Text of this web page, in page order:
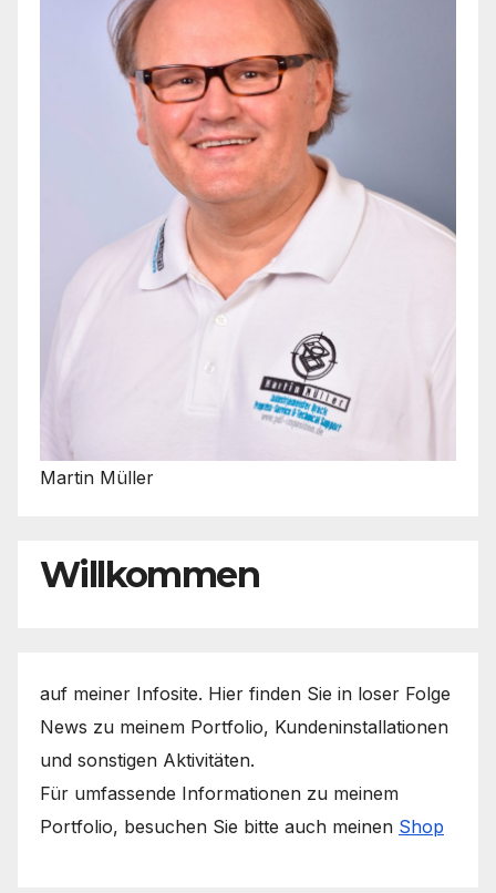
Martin Müller
Willkommen
auf meiner Infosite. Hier finden Sie in loser Folge
News zu meinem Portfolio, Kundeninstallationen
und sonstigen Aktivitäten.
Für umfassende Informationen zu meinem
Portfolio, besuchen Sie bitte auch meinen Shop